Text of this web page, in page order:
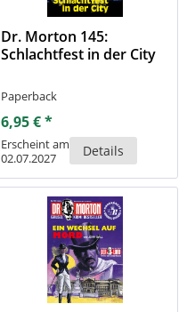
Dr. Morton 145:
Schlachtfest in der City
Paperback
6,95 € *
Erscheint am
02.07.2027
Details